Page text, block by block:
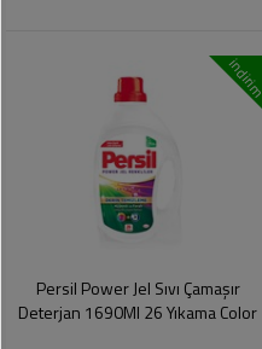
indirim
Persil Power Jel Sıvı Çamaşır
Deterjan 1690Ml 26 Yıkama Color